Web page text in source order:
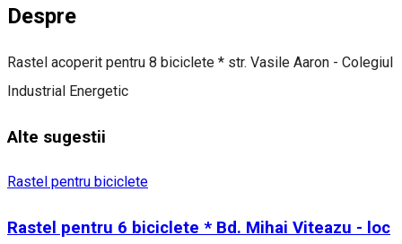
Despre
Rastel acoperit pentru 8 biciclete * str. Vasile Aaron - Colegiul
Industrial Energetic
Alte sugestii
Rastel pentru biciclete
Rastel pentru 6 biciclete * Bd. Mihai Viteazu - loc